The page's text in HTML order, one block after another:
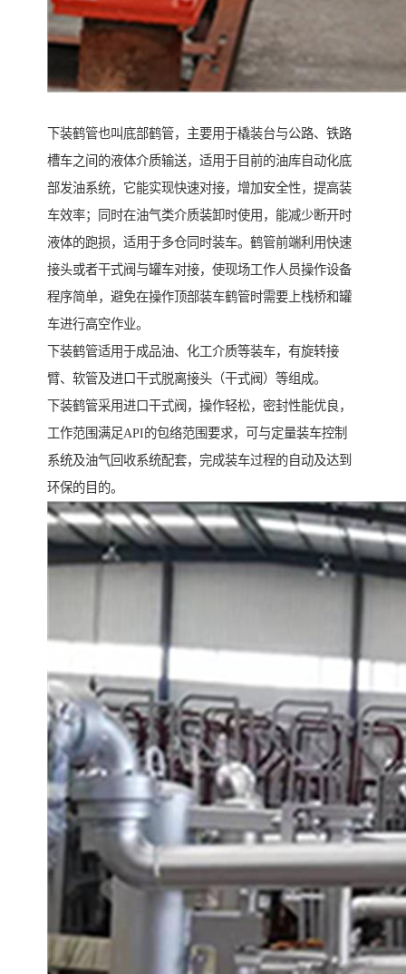
下装鹤管也叫底部鹤管，主要用于橇装台与公路、铁路
槽车之间的液体介质输送，适用于目前的油库自动化底
部发油系统，它能实现快速对接，增加安全性，提高装
车效率；同时在油气类介质装卸时使用，能减少断开时
液体的跑损，适用于多仓同时装车。鹤管前端利用快速
接头或者干式阀与罐车对接，使现场工作人员操作设备
程序简单，避免在操作顶部装车鹤管时需要上栈桥和罐
车进行高空作业。
下装鹤管适用于成品油、化工介质等装车，有旋转接
臂、软管及进口干式脱离接头（干式阀）等组成。
下装鹤管采用进口干式阀，操作轻松，密封性能优良，
工作范围满足API的包络范围要求，可与定量装车控制
系统及油气回收系统配套，完成装车过程的自动及达到
环保的目的。